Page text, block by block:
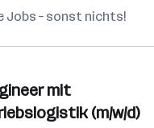
Jobs – sonst nichts!
mit
(m/w/d)